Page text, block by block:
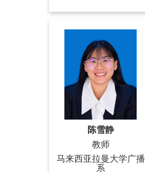
陈雪静
教师
马来西亚拉曼大学广播
系